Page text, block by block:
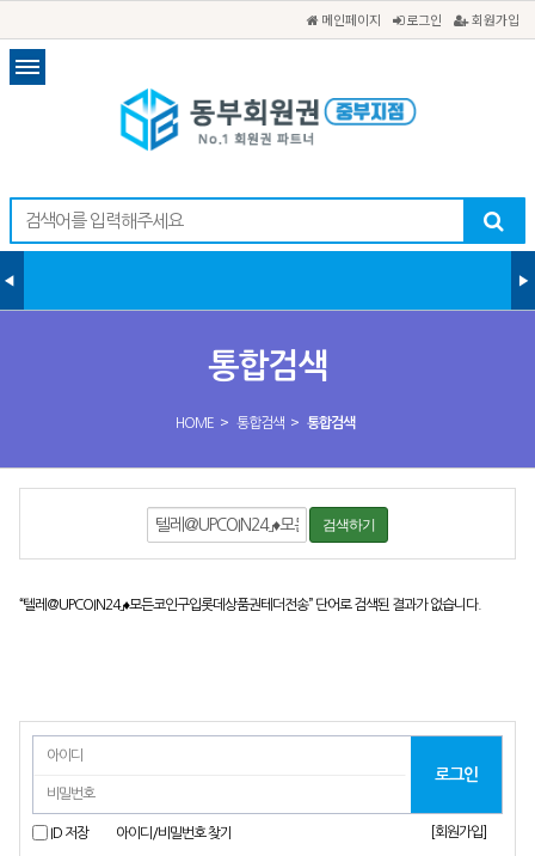
메인페이지 로그인 회원가입
통합검색
HOME > 통합검색 > 통합검색
“텔레@UPCOIN24」♦모든코인구입롯데상품권테더전송” 단어로 검색된 결과가 없습니다.
ID 저장 아이디/비밀번호 찾기 [회원가입]